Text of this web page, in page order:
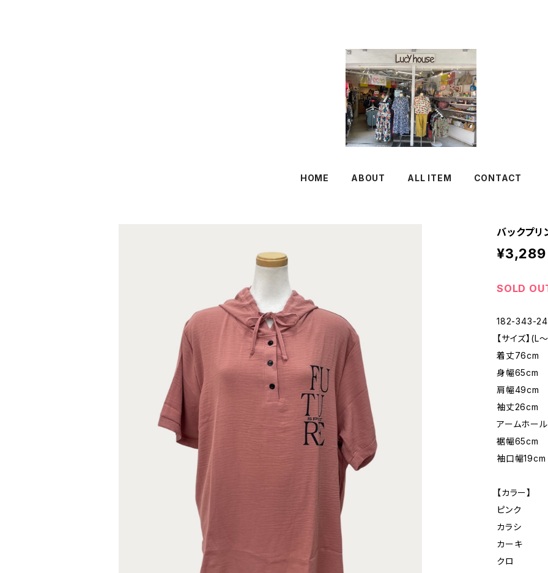
HOME ABOUT ALL ITEM CONTACT
バックプリ
¥3,289
SOLD
182-343-
【サイズ】(L
着丈76cm
身幅65cm
肩幅49cm
袖丈26cm
アームホー
裾幅65cm
袖口幅19cm
【カラー】
ピンク
カラシ
カーキ
クロ